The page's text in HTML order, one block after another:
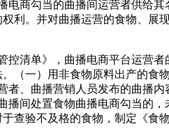
商勾当的曲播间运营者供给
利。并对曲播运营的食物、展
清单》，曲播电商平台运营者
（一）用非食物原料出产的食
、曲播营销人员发布的曲播
间处置食物曲播电商勾当的
查验不及格的食物，制定《食